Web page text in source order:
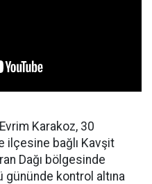
Karakoz, 30
ilçesine bağlı Kavşit
Dağı bölgesinde
gününde kontrol altına